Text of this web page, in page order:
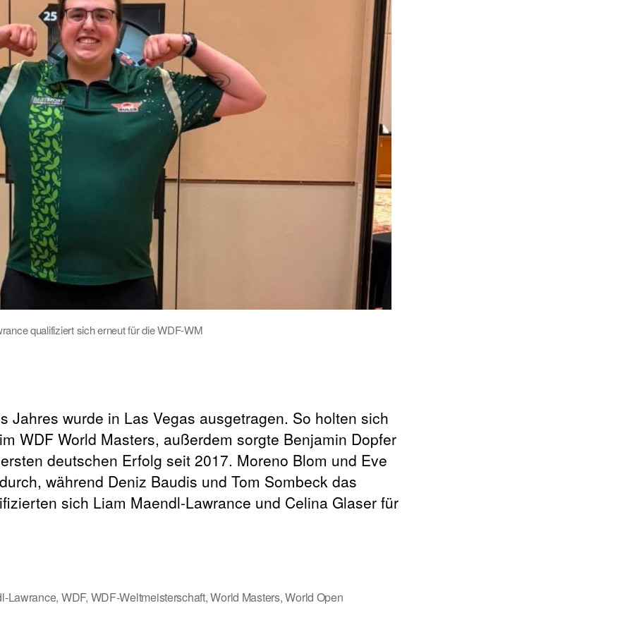
qualifiziert sich erneut für die WDF-WM
Jahres wurde in Las Vegas ausgetragen. So holten sich
WDF World Masters, außerdem sorgte Benjamin Dopfer
deutschen Erfolg seit 2017. Moreno Blom und Eve
während Deniz Baudis und Tom Sombeck das
sich Liam Maendl-Lawrance und Celina Glaser für
Lawrance, WDF, WDF-Weltmeisterschaft,World Masters,World Open